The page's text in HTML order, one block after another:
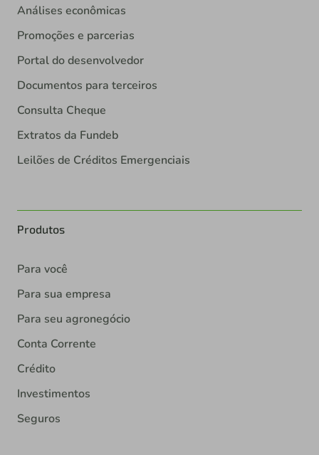
Análises econômicas
Promoções e parcerias
Portal do desenvolvedor
Documentos para terceiros
Consulta Cheque
Extratos da Fundeb
Leilões de Créditos Emergenciais
Produtos
Para você
Para sua empresa
Para seu agronegócio
Conta Corrente
Crédito
Investimentos
Seguros